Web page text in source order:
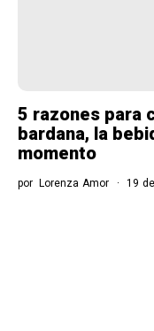
5 razones para
bardana, la
momento
por Lorenza Amor 19